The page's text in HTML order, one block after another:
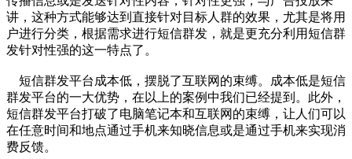
讲，这种方式能够达到直接针对目标人群的效果，尤其是将用
户进行分类，根据需求进行短信群发，就是更充分利用短信群
发针对性强的这一特点了。
短信群发平台成本低，摆脱了互联网的束缚。成本低是短信
群发平台的一大优势，在以上的案例中我们已经提到。此外，
短信群发平台打破了电脑笔记本和互联网的束缚，让人们可以
在任意时间和地点通过手机来知晓信息或是通过手机来实现消
费反馈。